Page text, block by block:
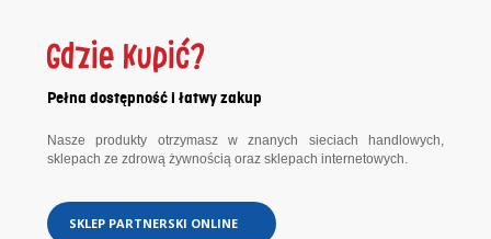
Gdzie Kupić?
Pełna dostępność i łatwy zakup
Nasze produkty otrzymasz w znanych sieciach handlowych,
sklepach ze zdrową żywnością oraz sklepach internetowych.
SKLEP PARTNERSKI ONLINE